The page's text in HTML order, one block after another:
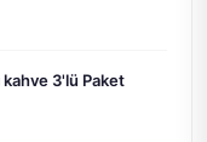
kahve 3'lü Paket